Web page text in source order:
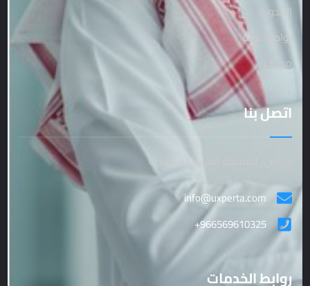
المدونة
تواصل معنا
من نحن
اتصل بنا
الرياض , المملكة العربية السعودية
info@uxperta.com
+966569610325
روابط الخدمات